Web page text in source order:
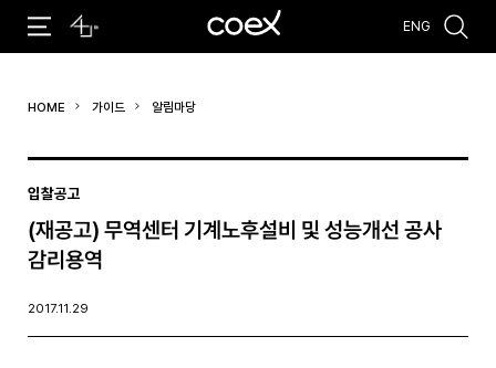
#코엑스 전시 #행사
ENG
HOME 가이드 알림마당
입찰공고
(재공고) 무역센터 기계노후설비 및 성능개선 공사
감리용역
2017.11.29